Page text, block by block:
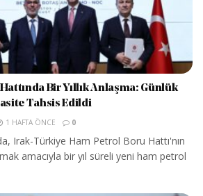
Bir Yıllık Anlaşma: Günlük
Tahsis Edildi
1 HAFTA ÖNCE 0
Irak-Türkiye Ham Petrol Boru Hattı'nın
amacıyla bir yıl süreli yeni ham petrol